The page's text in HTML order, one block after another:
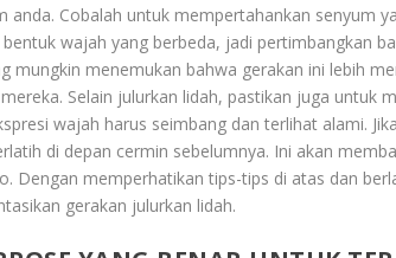
anda. Cobalah untuk mempertahankan senyum
wajah yang berbeda, jadi pertimbangkan
mungkin menemukan bahwa gerakan ini lebih
Selain julurkan lidah, pastikan juga untuk
wajah harus seimbang dan terlihat alami.
di depan cermin sebelumnya. Ini akan
Dengan memperhatikan tips-tips di atas dan
gerakan julurkan lidah.